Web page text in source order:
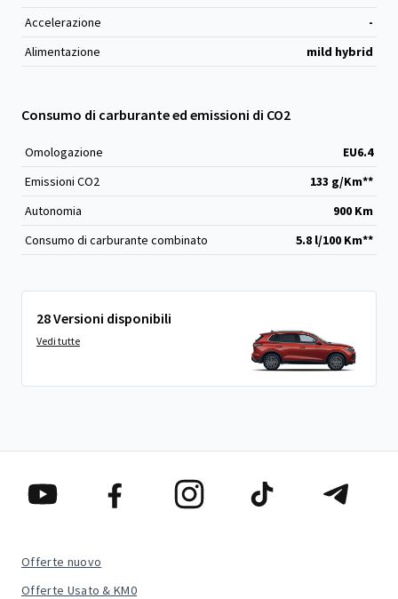
Accelerazione
-
Alimentazione
mild hybrid
Consumo di carburante ed emissioni di CO2
Omologazione
EU6.4
Emissioni CO2
133 g/Km**
Autonomia
900 Km
Consumo di carburante combinato
5.8 l/100 Km**
28 Versioni disponibili
Vedi tutte
Offerte nuovo
Offerte Usato & KM0